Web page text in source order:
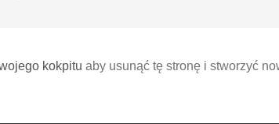
kokpitu aby usunąć tę stronę i stworzyć